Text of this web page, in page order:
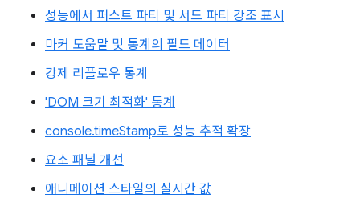
성능에서 퍼스트 파티 및 서드 파티 강조 표시
마커 도움말 및 통계의 필드 데이터
강제 리플로우 통계
'DOM 크기 최적화' 통계
console.timeStamp로 성능 추적 확장
요소 패널 개선
애니메이션 스타일의 실시간 값